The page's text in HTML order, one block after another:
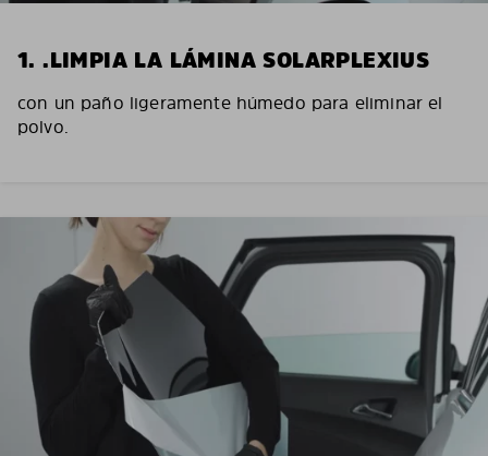
1. .LIMPIA LA LÁMINA SOLARPLEXIUS
con un paño ligeramente húmedo para eliminar el
polvo.